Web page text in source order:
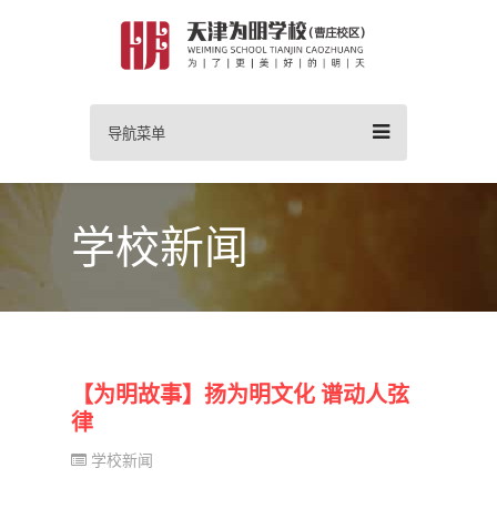
导航菜单
学校新闻
【为明故事】扬为明文化 谱动人弦
律
学校新闻